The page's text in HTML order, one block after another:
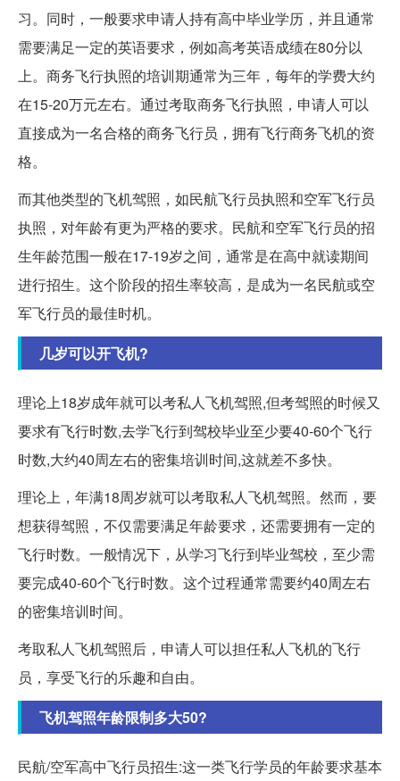
习。同时，一般要求申请人持有高中毕业学历，并且通常
需要满足一定的英语要求，例如高考英语成绩在80分以
上。商务飞行执照的培训期通常为三年，每年的学费大约
在15-20万元左右。通过考取商务飞行执照，申请人可以
直接成为一名合格的商务飞行员，拥有飞行商务飞机的资
格。
而其他类型的飞机驾照，如民航飞行员执照和空军飞行员
执照，对年龄有更为严格的要求。民航和空军飞行员的招
生年龄范围一般在17-19岁之间，通常是在高中就读期间
进行招生。这个阶段的招生率较高，是成为一名民航或空
军飞行员的最佳时机。
几岁可以开飞机?
理论上18岁成年就可以考私人飞机驾照,但考驾照的时候又
要求有飞行时数,去学飞行到驾校毕业至少要40-60个飞行
时数,大约40周左右的密集培训时间,这就差不多快。
理论上，年满18周岁就可以考取私人飞机驾照。然而，要
想获得驾照，不仅需要满足年龄要求，还需要拥有一定的
飞行时数。一般情况下，从学习飞行到毕业驾校，至少需
要完成40-60个飞行时数。这个过程通常需要约40周左右
的密集培训时间。
考取私人飞机驾照后，申请人可以担任私人飞机的飞行
员，享受飞行的乐趣和自由。
飞机驾照年龄限制多大50?
民航/空军高中飞行员招生:这一类飞行学员的年龄要求基本